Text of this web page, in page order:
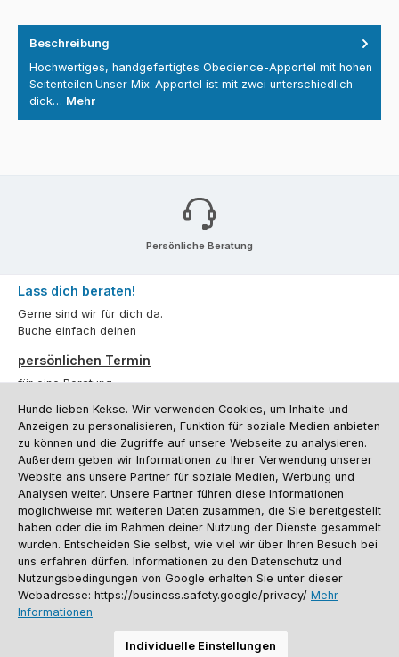
Beschreibung
Hochwertiges, handgefertigtes Obedience-Apportel mit hohen
Seitenteilen.Unser Mix-Apportel ist mit zwei unterschiedlich
dick… Mehr
Persönliche Beratung
Lass dich beraten!
Gerne sind wir für dich da.
Buche einfach deinen
persönlichen Termin
für eine Beratung.
Oder über unserKontaktformular.
Vertrag widerrufen
Kundenservice
Informationen
Social Media und Kontakt
Versandinformationen
Batterieentsorgung
Warenrücksendung Sporthund Katalog
Hunde lieben Kekse. Wir verwenden Cookies, um Inhalte und
Anzeigen zu personalisieren, Funktion für soziale Medien anbieten
zu können und die Zugriffe auf unsere Webseite zu analysieren.
Außerdem geben wir Informationen zu Ihrer Verwendung unserer
Website ans unsere Partner für soziale Medien, Werbung und
Analysen weiter. Unsere Partner führen diese Informationen
möglichweise mit weiteren Daten zusammen, die Sie bereitgestellt
haben oder die im Rahmen deiner Nutzung der Dienste gesammelt
wurden. Entscheiden Sie selbst, wie viel wir über Ihren Besuch bei
uns erfahren dürfen. Informationen zu den Datenschutz und
Nutzungsbedingungen von Google erhalten Sie unter dieser
Webadresse: https://business.safety.google/privacy/ Mehr
Informationen
Individuelle Einstellungen